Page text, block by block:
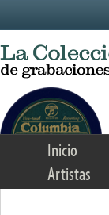
Inicio
Artistas